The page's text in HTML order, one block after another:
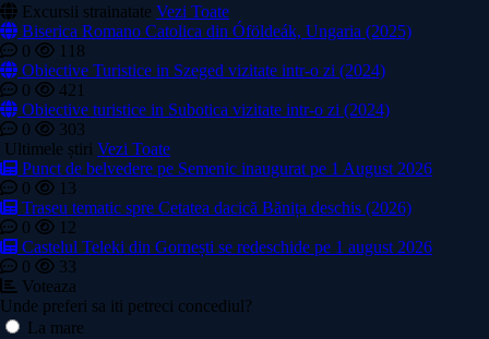
Excursii strainatate Vezi Toate
Biserica Romano Catolica din Óföldeák, Ungaria (2025)
0
118
Obiective Turistice in Szeged vizitate intr-o zi (2024)
0
421
Obiective turistice in Subotica vizitate intr-o zi (2024)
0
303
Ultimele știri Vezi Toate
Punct de belvedere pe Semenic inaugurat pe 1 August 2026
0
13
Traseu tematic spre Cetatea dacică Bănița deschis (2026)
0
12
Castelul Teleki din Gornești se redeschide pe 1 august 2026
0
33
Voteaza
Unde preferi sa iti petreci concediul?
La mare